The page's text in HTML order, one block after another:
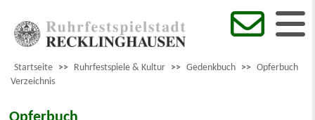
Startseite >> Ruhrfestspiele & Kultur >> Gedenkbuch >> Opferbuch
Verzeichnis